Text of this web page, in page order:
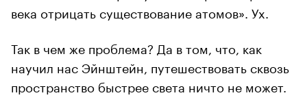
века отрицать существование атомов». Ух.
Так в чем же проблема? Да в том, что, как
научил нас Эйнштейн, путешествовать сквозь
пространство быстрее света ничто не может.